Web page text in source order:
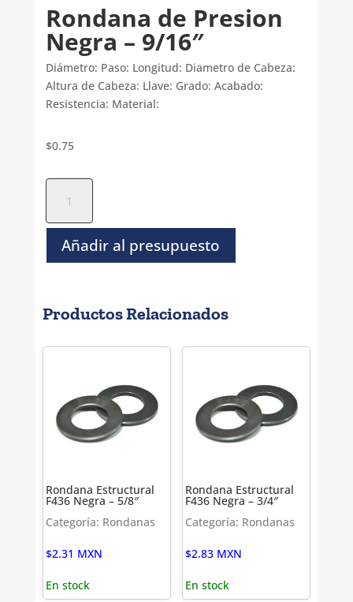
Rondana de Presion
Negra – 9/16″
Diámetro: Paso: Longitud: Diametro de Cabeza:
Altura de Cabeza: Llave: Grado: Acabado:
Resistencia: Material:
$0.75
Presion
Negra
-
Añadir al presupuesto
Productos Relacionados
Rondana Estructural
F436 Negra – 5/8″
Categoría: Rondanas
$2.31 MXN
En stock
Rondana Estructural
F436 Negra – 3/4″
Categoría: Rondanas
$2.83 MXN
En stock